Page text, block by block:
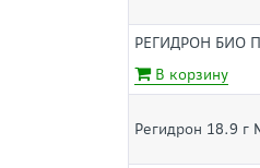
РЕГИДРОН БИО
В корзину
Регидрон 18.9 г